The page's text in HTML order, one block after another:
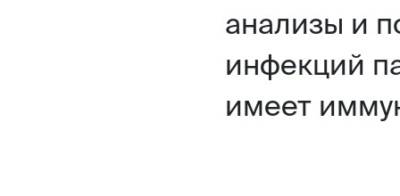
анализы и
инфекций
имеет